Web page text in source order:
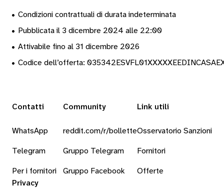
• Condizioni contrattuali di durata indeterminata
• Pubblicata il 3 dicembre 2024 alle 22:00
• Attivabile fino al 31 dicembre 2026
• Codice dell’offerta:
Contatti
WhatsApp
Telegram
Per i fornitori
Community
reddit.com/r/bollette
Gruppo Telegram
Gruppo Facebook
Link utili
Osservatorio Sanzioni
Fornitori
Offerte
Privacy